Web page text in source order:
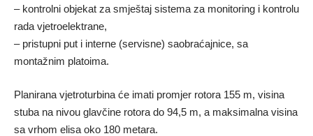
– kontrolni objekat za smještaj sistema za monitoring i kontrolu
rada vjetroelektrane,
– pristupni put i interne (servisne) saobraćajnice, sa
montažnim platoima.
Planirana vjetroturbina će imati promjer rotora 155 m, visina
stuba na nivou glavčine rotora do 94,5 m, a maksimalna visina
sa vrhom elisa oko 180 metara.